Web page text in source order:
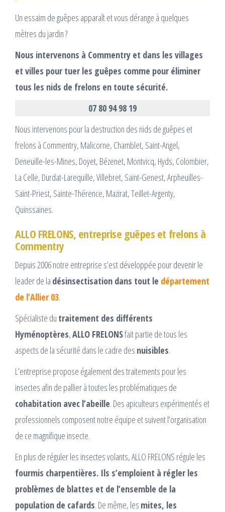
Un essaim de guêpes apparaît et vous dérange à quelques
mètres du jardin ?
Nous intervenons à Commentry et dans les villages
et villes pour tuer les guêpes comme pour éliminer
tous les nids de frelons en toute sécurité.
07 80 94 98 19
Nous intervenons pour la destruction des nids de guêpes et
frelons à Commentry, Malicorne, Chamblet, Saint-Angel,
Deneuille-les-Mines, Doyet, Bézenet, Montvicq, Hyds, Colombier,
La Celle, Durdat-Larequille, Villebret, Saint-Genest, Arpheuilles-
Saint-Priest, Sainte-Thérence, Mazirat, Teillet-Argenty,
Quinssaines.
ALLO FRELONS, entreprise guêpes et frelons à
Commentry
Depuis 2006 notre entreprise s’est développée pour devenir le
leader de la désinsectisation dans tout le département
de l’Allier 03.
Spécialiste du traitement des différents
Hyménoptères,ALLO FRELONSfait partie de tous les
aspects de la sécurité dans le cadre des nuisibles.
L’entreprise propose également des traitements pour les
insectes afin de pallier à toutes les problématiques de
cohabitation avec l’abeille. Des apiculteurs expérimentés et
professionnels composent notre équipe et suivent l’organisation
de ce magnifique insecte.
En plus de réguler les insectes volants, ALLO FRELONS régule les
fourmis charpentières. Ils s’emploient à régler les
problèmes de blattes et de l’ensemble de la
population de cafards. De même, les mites, les